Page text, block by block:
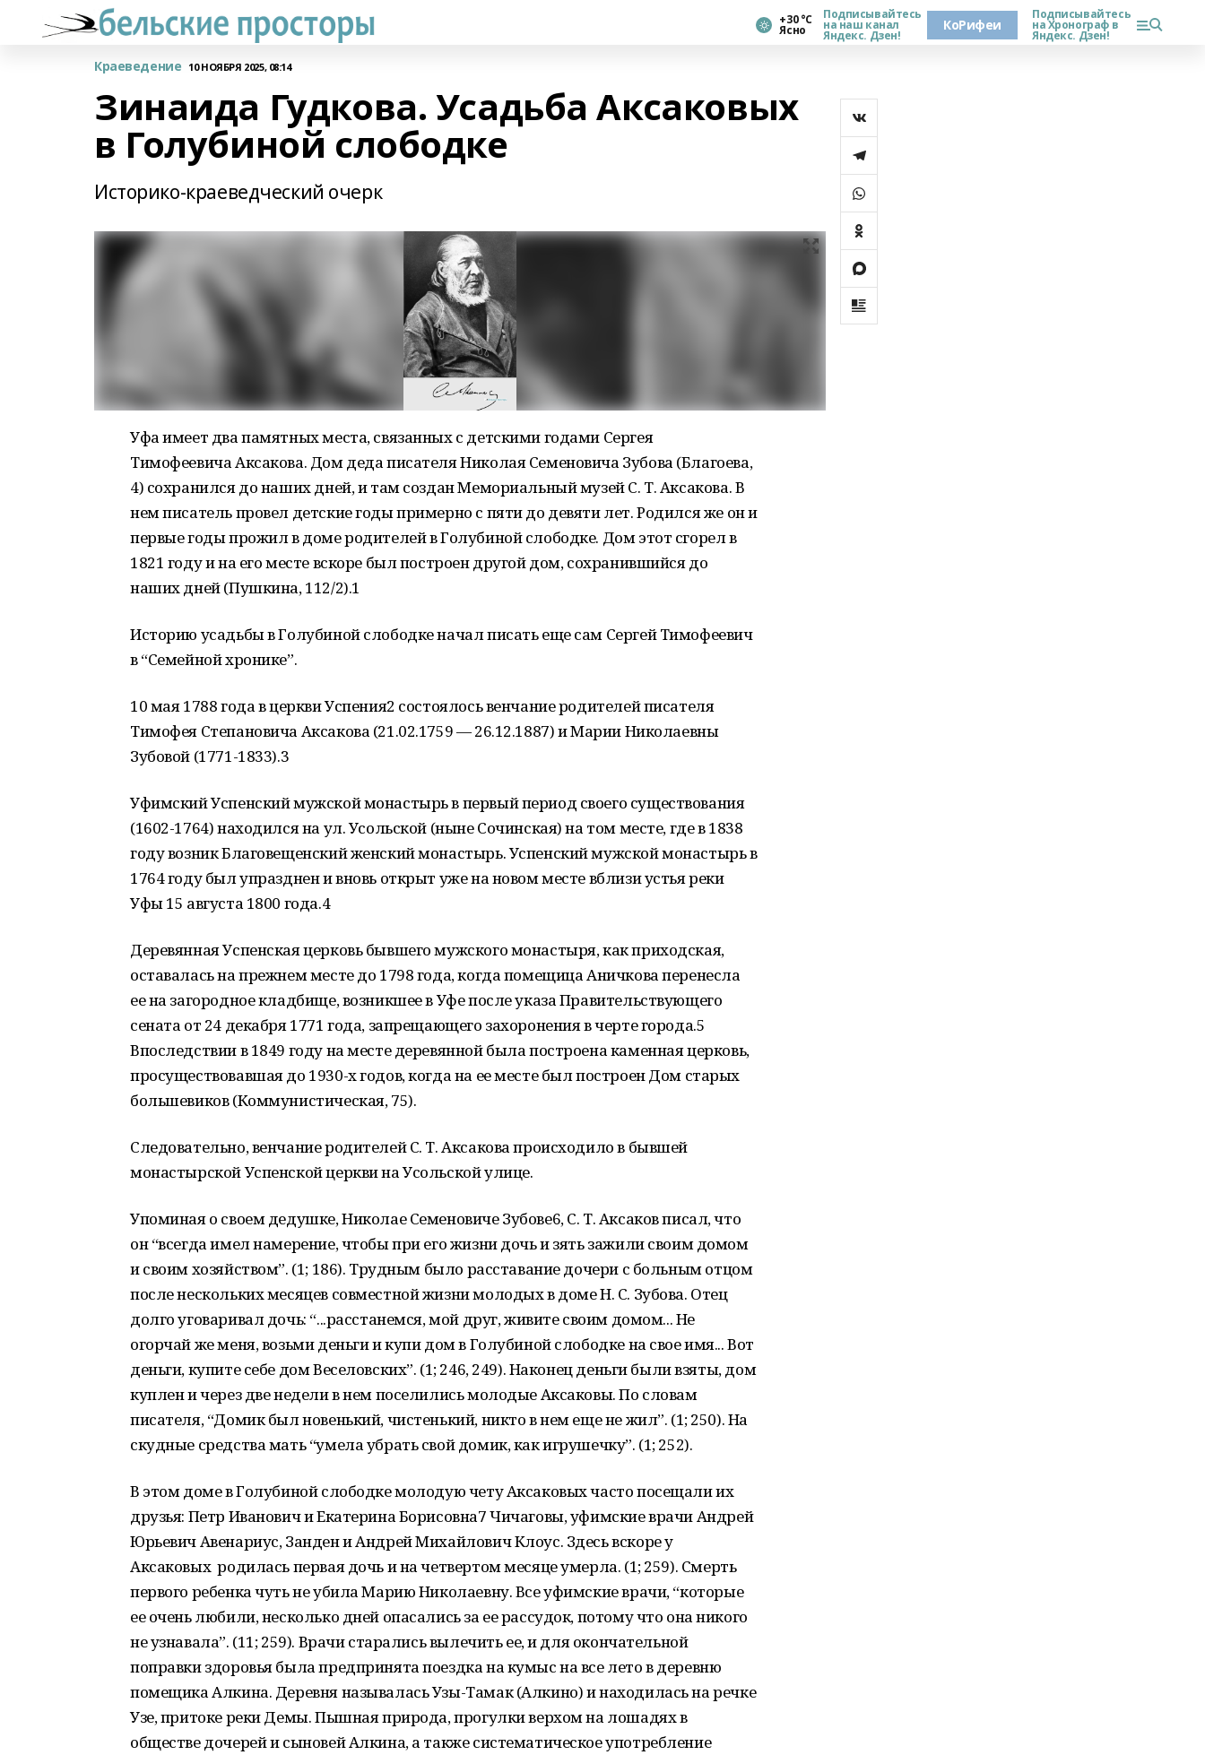
+30 °С
Ясно
Подписывайтесь
на наш канал
Яндекс. Дзен!
КоРифеи
Подписывайтесь
на Хронограф в
Яндекс. Дзен!
Краеведение 10 НОЯБРЯ 2025, 08:14
Зинаида Гудкова. Усадьба Аксаковых
в Голубиной слободке
Историко-краеведческий очерк
Уфа имеет два памятных места, связанных с детскими годами Сергея
Тимофеевича Аксакова. Дом деда писателя Николая Семеновича Зубова (Благоева,
4) сохранился до наших дней, и там создан Мемориальный музей С. Т. Аксакова. В
нем писатель провел детские годы примерно с пяти до девяти лет. Родился же он и
первые годы прожил в доме родителей в Голубиной слободке. Дом этот сгорел в
1821 году и на его месте вскоре был построен другой дом, сохранившийся до
наших дней (Пушкина, 112/2).1
Историю усадьбы в Голубиной слободке начал писать еще сам Сергей Тимофеевич
в “Семейной хронике”.
10 мая 1788 года в церкви Успения2 состоялось венчание родителей писателя
Тимофея Степановича Аксакова (21.02.1759 — 26.12.1887) и Марии Николаевны
Зубовой (1771-1833).3
Уфимский Успенский мужской монастырь в первый период своего существования
(1602-1764) находился на ул. Усольской (ныне Сочинская) на том месте, где в 1838
году возник Благовещенский женский монастырь. Успенский мужской монастырь в
1764 году был упразднен и вновь открыт уже на новом месте вблизи устья реки
Уфы 15 августа 1800 года.4
Деревянная Успенская церковь бывшего мужского монастыря, как приходская,
оставалась на прежнем месте до 1798 года, когда помещица Аничкова перенесла
ее на загородное кладбище, возникшее в Уфе после указа Правительствующего
сената от 24 декабря 1771 года, запрещающего захоронения в черте города.5
Впоследствии в 1849 году на месте деревянной была построена каменная церковь,
просуществовавшая до 1930-х годов, когда на ее месте был построен Дом старых
большевиков (Коммунистическая, 75).
Следовательно, венчание родителей С. Т. Аксакова происходило в бывшей
монастырской Успенской церкви на Усольской улице.
Упоминая о своем дедушке, Николае Семеновиче Зубове6, С. Т. Аксаков писал, что
он “всегда имел намерение, чтобы при его жизни дочь и зять зажили своим домом
и своим хозяйством”. (1; 186). Трудным было расставание дочери с больным отцом
после нескольких месяцев совместной жизни молодых в доме Н. С. Зубова. Отец
долго уговаривал дочь: “...расстанемся, мой друг, живите своим домом... Не
огорчай же меня, возьми деньги и купи дом в Голубиной слободке на свое имя... Вот
деньги, купите себе дом Веселовских”. (1; 246, 249). Наконец деньги были взяты, дом
куплен и через две недели в нем поселились молодые Аксаковы. По словам
писателя, “Домик был новенький, чистенький, никто в нем еще не жил”. (1; 250). На
скудные средства мать “умела убрать свой домик, как игрушечку”. (1; 252).
В этом доме в Голубиной слободке молодую чету Аксаковых часто посещали их
друзья: Петр Иванович и Екатерина Борисовна7 Чичаговы, уфимские врачи Андрей
Юрьевич Авенариус, Занден и Андрей Михайлович Клоус. Здесь вскоре у
Аксаковых родилась первая дочь и на четвертом месяце умерла. (1; 259). Смерть
первого ребенка чуть не убила Марию Николаевну. Все уфимские врачи, “которые
ее очень любили, несколько дней опасались за ее рассудок, потому что она никого
не узнавала”. (11; 259). Врачи старались вылечить ее, и для окончательной
поправки здоровья была предпринята поездка на кумыс на все лето в деревню
помещика Алкина. Деревня называлась Узы-Тамак (Алкино) и находилась на речке
Узе, притоке реки Демы. Пышная природа, прогулки верхом на лошадях в
обществе дочерей и сыновей Алкина, а также систематическое употребление